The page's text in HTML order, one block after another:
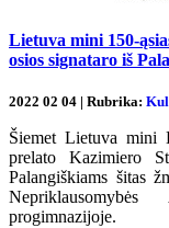
Lietuva mini 150-
osios signataro iš
2022 02 04 | Rubrika:
Šiemet Lietuva mini
prelato Kazimiero
Palangiškiams šitas
progimnazijoje.